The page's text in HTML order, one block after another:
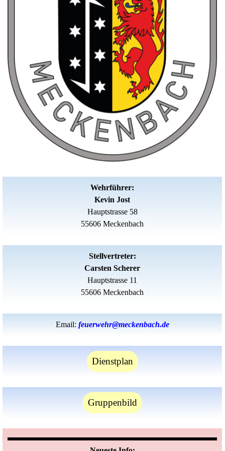
Wehrführer:
Kevin Jost
Hauptstrasse 58
55606 Meckenbach
Stellvertreter:
Carsten Scherer
Hauptstrasse 11
55606 Meckenbach
Email: feuerwehr@meckenbach.de
Dienstplan
Gruppenbild